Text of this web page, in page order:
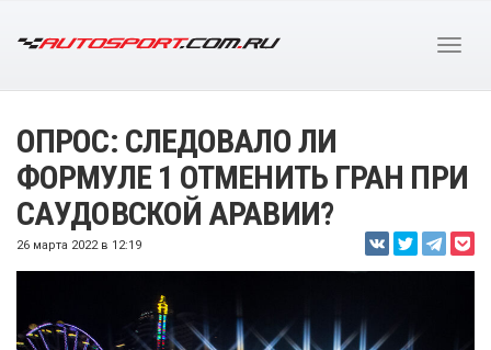
ОПРОС: СЛЕДОВАЛО ЛИ
ФОРМУЛЕ 1 ОТМЕНИТЬ ГРАН ПРИ
САУДОВСКОЙ АРАВИИ?
26 марта 2022 в 12:19